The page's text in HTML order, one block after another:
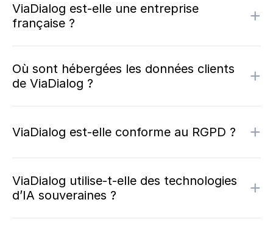
ViaDialog est-elle une entreprise
française ?
+
Où sont hébergées les données clients
de ViaDialog ?
+
ViaDialog est-elle conforme au RGPD ? +
ViaDialog utilise-t-elle des technologies
d’IA souveraines ?
+